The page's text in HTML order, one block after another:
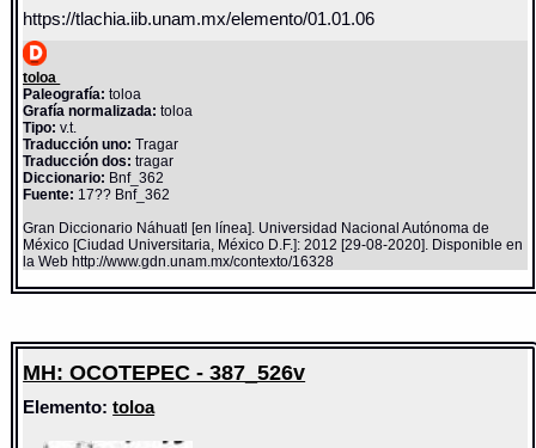
https://tlachia.iib.unam.mx/elemento/01.01.06
toloa
Paleografía: toloa
Grafía normalizada: toloa
Tipo: v.t.
Traducción uno: Tragar
Traducción dos: tragar
Diccionario: Bnf_362
Fuente: 17?? Bnf_362
Gran Diccionario Náhuatl [en línea]. Universidad Nacional Autónoma de
México [Ciudad Universitaria, México D.F.]: 2012 [29-08-2020]. Disponible en
la Web http://www.gdn.unam.mx/contexto/16328
MH: OCOTEPEC - 387_526v
Elemento:toloa